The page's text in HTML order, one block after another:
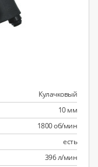
Кулачковый
10 мм
1800 об/мин
есть
396 л/мин